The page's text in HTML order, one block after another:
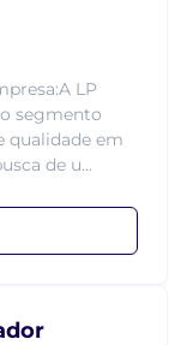
LP
segmento
qualidade em
de u...